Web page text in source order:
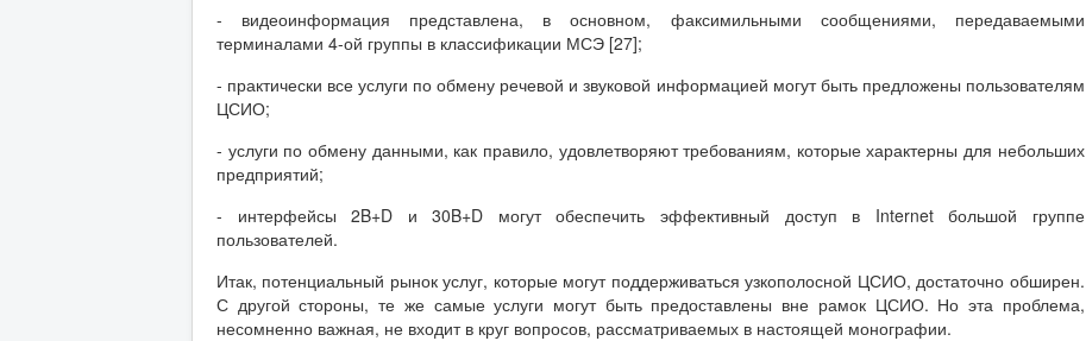
- видеоинформация представлена, в основном, факсимильными сообщениями, передаваемыми
терминалами 4-ой группы в классификации МСЭ [27];
- практически все услуги по обмену речевой и звуковой информацией могут быть предложены пользователям
ЦСИО;
- услуги по обмену данными, как правило, удовлетворяют требованиям, которые характерны для небольших
предприятий;
- интерфейсы 2B+D и 30B+D могут обеспечить эффективный доступ в Internet большой группе
пользователей.
Итак, потенциальный рынок услуг, которые могут поддерживаться узкополосной ЦСИО, достаточно обширен.
С другой стороны, те же самые услуги могут быть предоставлены вне рамок ЦСИО. Но эта проблема,
несомненно важная, не входит в круг вопросов, рассматриваемых в настоящей монографии.